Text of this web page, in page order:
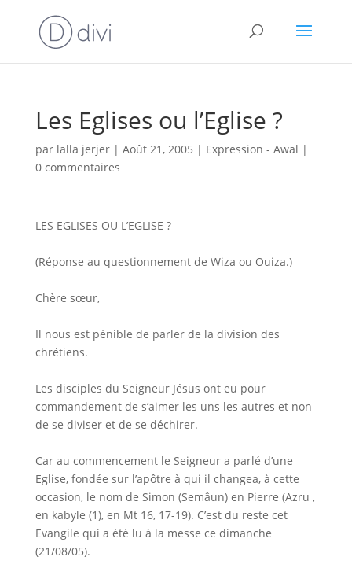
Les Eglises ou l’Eglise ?
par lalla jerjer| Août 21, 2005 | Expression - Awal |
0 commentaires
LES EGLISES OU L’EGLISE ?
(Réponse au questionnement de Wiza ou Ouiza.)
Chère sœur,
Il nous est pénible de parler de la division des
chrétiens.
Les disciples du Seigneur Jésus ont eu pour
commandement de s’aimer les uns les autres et non
de se diviser et de se déchirer.
Car au commencement le Seigneur a parlé d’une
Eglise, fondée sur l’apôtre à qui il changea, à cette
occasion, le nom de Simon (Semâun) en Pierre (Azru ,
en kabyle (1), en Mt 16, 17-19). C’est du reste cet
Evangile qui a été lu à la messe ce dimanche
(21/08/05).